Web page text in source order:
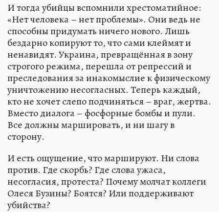
И тогда убийцы вспомнили хрестоматийное:
«Нет человека – нет проблемы». Они ведь не
способны придумать ничего нового. Лишь
бездарно копируют то, что сами клеймят и
ненавидят. Украина, превращённая в зону
строгого режима, перешла от репрессий и
преследования за инакомыслие к физическому
уничтожению несогласных. Теперь каждый,
кто не хочет слепо подчиняться – враг, жертва.
Вместо диалога – фосфорные бомбы и пули.
Все должны маршировать, и ни шагу в
сторону.
И есть ощущение, что маршируют. Ни слова
против. Где скорбь? Где слова ужаса,
несогласия, протеста? Почему молчат коллеги
Олеся Бузины? Боятся? Или поддерживают
убийства?